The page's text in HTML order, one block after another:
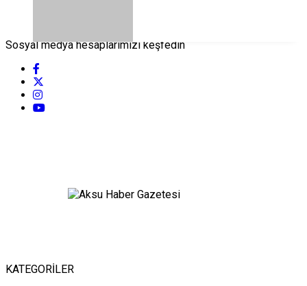
Sosyal medya hesaplarımızı keşfedin
KATEGORİLER